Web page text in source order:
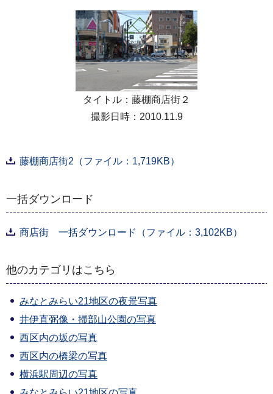
タイトル：藤棚商店街２
撮影日時：2010.11.9
藤棚商店街2（ファイル：1,719KB）
一括ダウンロード
商店街 一括ダウンロード（ファイル：3,102KB）
他のカテゴリはこちら
みなとみらい21地区の夜景写真
井伊直弼像・掃部山公園の写真
西区内の坂の写真
西区内の橋梁の写真
横浜駅周辺の写真